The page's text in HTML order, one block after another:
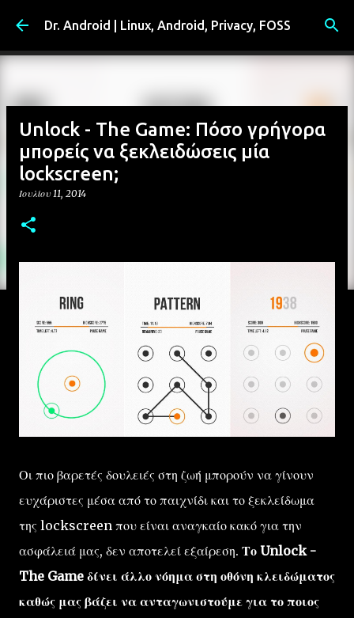
Μετάβαση στο κύριο περιεχόμενο
Dr. Android | Linux, Android, Privacy, FOSS
Unlock - The Game: Πόσο γρήγορα
μπορείς να ξεκλειδώσεις μία
lockscreen;
Ιουλίου 11, 2014
Οι πιο βαρετές δουλειές στη ζωή μπορούν να γίνουν
ευχάριστες μέσα από το παιχνίδι και το ξεκλείδωμα
της lockscreen που είναι αναγκαίο κακό για την
ασφάλειά μας, δεν αποτελεί εξαίρεση. Το Unlock -
The Game δίνει άλλο νόημα στη οθόνη κλειδώματος
καθώς μας βάζει να ανταγωνιστούμε για το ποιος